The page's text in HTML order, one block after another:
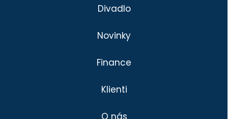
Divadlo
Novinky
Finance
Klienti
O nás